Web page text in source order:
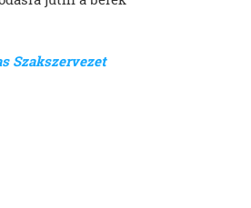
Szakszervezet